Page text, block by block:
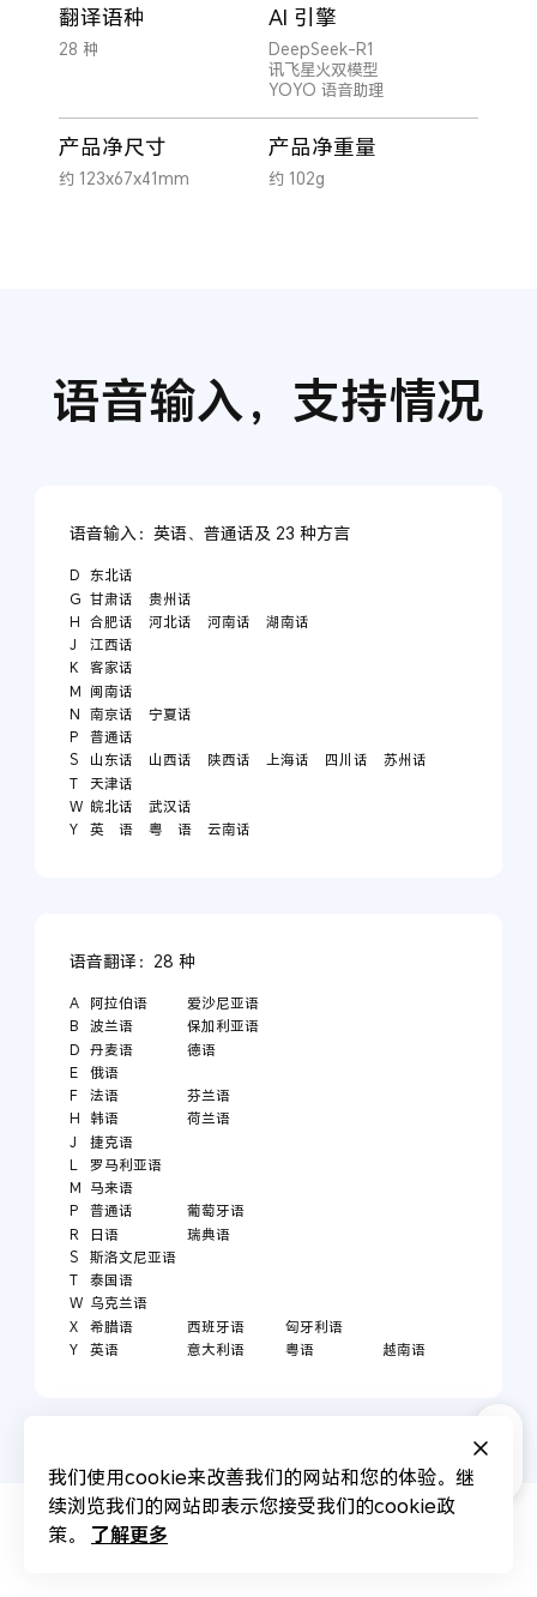
翻译语种
28 种
AI 引擎
DeepSeek-R1
讯飞星火双模型
YOYO 语音助理
产品净尺寸
约 123x67x41mm
产品净重量
约 102g
语音输入，支持情况
语音输入：英语、普通话及 23 种方言
D
东北话
G
甘肃话
贵州话
H
合肥话 河北话 河南话
湖南话
J
江西话
K
客家话
M
闽南话
N
南京话
宁夏话
P
普通话
S
山东话 山西话 陕西话 上海话 四川话
苏州话
T
天津话
W 皖北话
武汉话
Y
英 语 粤 语 云南话
语音翻译：28 种
A 阿拉伯语
爱沙尼亚语
B
波兰语
保加利亚语
D
丹麦语
德语
E
俄语
F
法语
芬兰语
H
韩语
荷兰语
J
捷克语
L
罗马利亚语
M
马来语
P
普通话
葡萄牙语
R
日语
瑞典语
S
斯洛文尼亚语
T
泰国语
W 乌克兰语
X
希腊语 西班牙语
匈牙利语
Y
英语 意大利语 粤语 越南语
我们使用cookie来改善我们的网站和您的体验。继
续浏览我们的网站即表示您接受我们的cookie政
策。
了解更多